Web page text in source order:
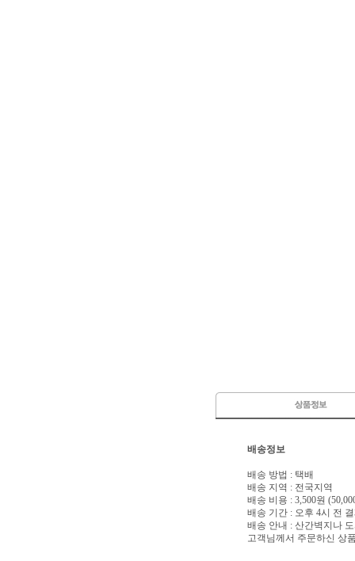
배송정보
배송 방법 : 택배
배송 지역 : 전국지역
배송 비용 : 3,500원
배송 기간 : 오후 4시 전
배송 안내 : 산간벽지나
고객님께서 주문하신 상